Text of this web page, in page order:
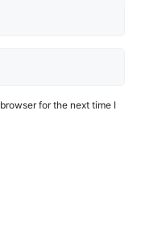
for the next time I